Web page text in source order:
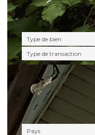
Général
Type de bien
Type de transaction
Localisation
Pays